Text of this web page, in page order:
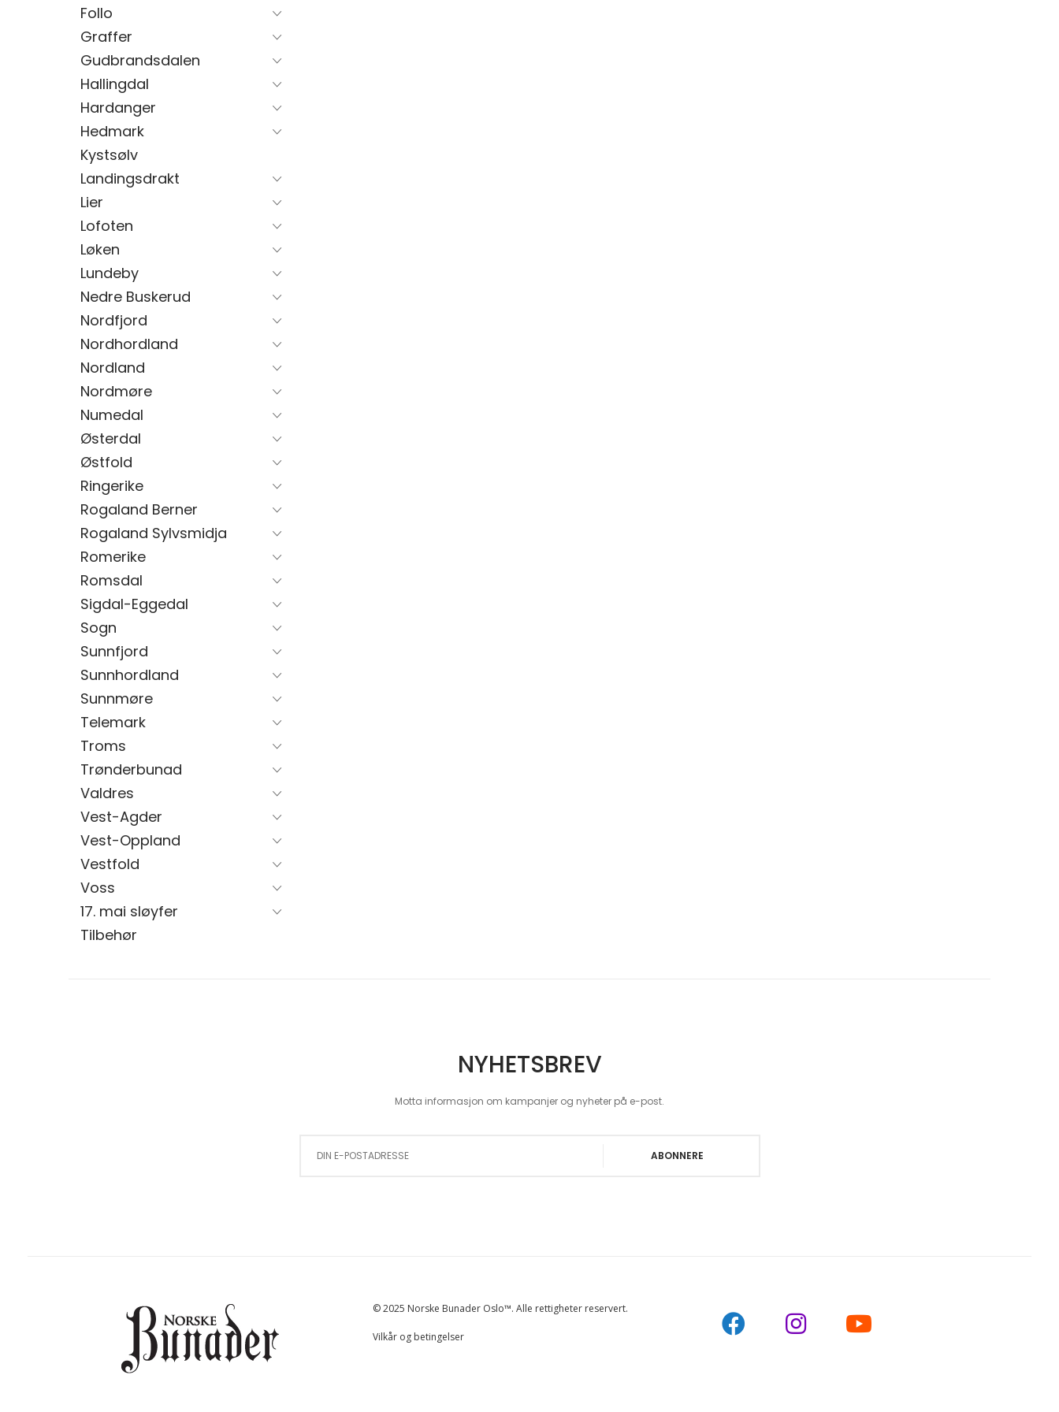
Follo
Graffer
Gudbrandsdalen
Hallingdal
Hardanger
Hedmark
Kystsølv
Landingsdrakt
Lier
Lofoten
Løken
Lundeby
Nedre Buskerud
Nordfjord
Nordhordland
Nordland
Nordmøre
Numedal
Østerdal
Østfold
Ringerike
Rogaland Berner
Rogaland Sylvsmidja
Romerike
Romsdal
Sigdal-Eggedal
Sogn
Sunnfjord
Sunnhordland
Sunnmøre
Telemark
Troms
Trønderbunad
Valdres
Vest-Agder
Vest-Oppland
Vestfold
Voss
17. mai sløyfer
Tilbehør
NYHETSBREV
Motta informasjon om kampanjer og nyheter på e-post.
ABONNERE
© 2025 Norske Bunader Oslo™. Alle rettigheter reservert.
Vilkår og betingelser